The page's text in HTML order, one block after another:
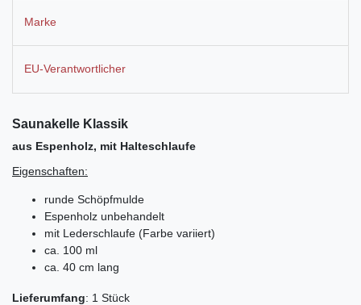
Marke
EU-Verantwortlicher
Saunakelle Klassik
aus Espenholz, mit Halteschlaufe
Eigenschaften:
runde Schöpfmulde
Espenholz unbehandelt
mit Lederschlaufe (Farbe variiert)
ca. 100 ml
ca. 40 cm lang
Lieferumfang: 1 Stück